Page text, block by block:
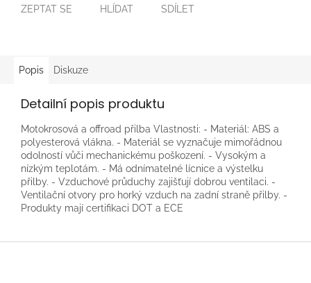
ZEPTAT SE HLÍDAT SDÍLET
Popis Diskuze
Detailní popis produktu
Motokrosová a offroad přilba Vlastnosti: - Materiál: ABS a
polyesterová vlákna. - Materiál se vyznačuje mimořádnou
odolností vůči mechanickému poškození. - Vysokým a
nízkým teplotám. - Má odnímatelné lícnice a výstelku
přilby. - Vzduchové průduchy zajišťují dobrou ventilaci. -
Ventilační otvory pro horký vzduch na zadní straně přilby. -
Produkty mají certifikaci DOT a ECE
Z